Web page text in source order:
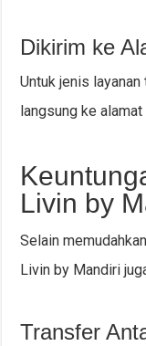
Dikirim ke
Untuk jenis
langsung ke alamat
Livin by
Selain
Livin by Mandiri
Transfer